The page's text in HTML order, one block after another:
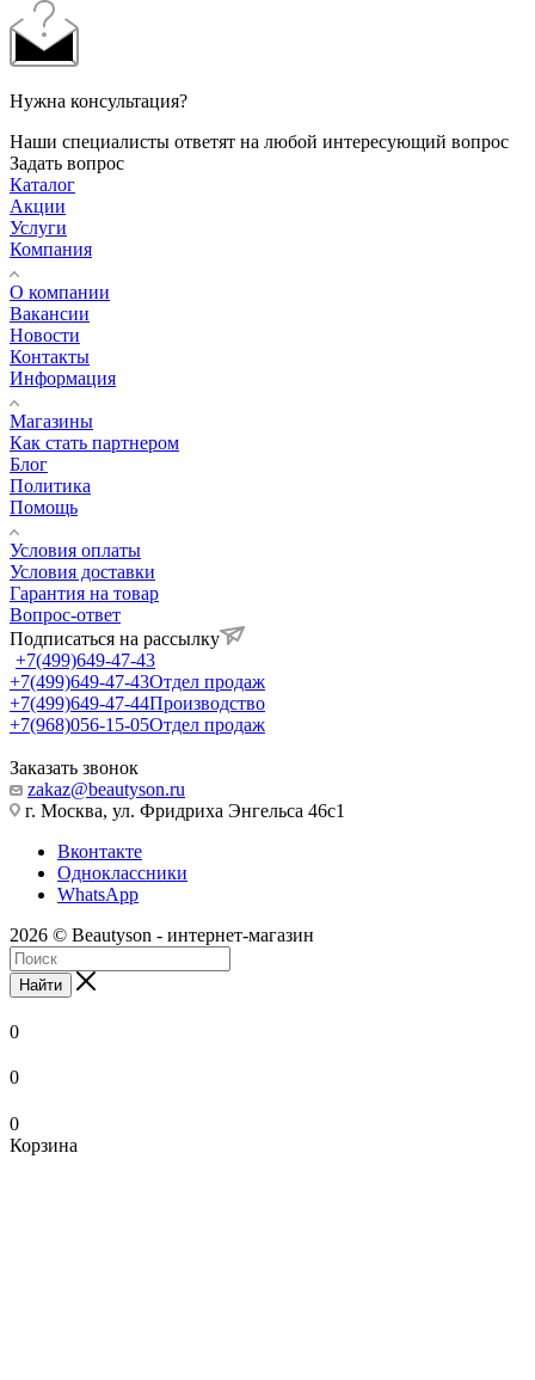
Нужна консультация?
Наши специалисты ответят на любой интересующий вопрос
Задать вопрос
Каталог
Акции
Услуги
Компания
О компании
Вакансии
Новости
Контакты
Информация
Магазины
Как стать партнером
Блог
Политика
Помощь
Условия оплаты
Условия доставки
Гарантия на товар
Вопрос-ответ
Подписаться на рассылку
+7(499)649-47-43
+7(499)649-47-43Отдел продаж
+7(499)649-47-44Производство
+7(968)056-15-05Отдел продаж
Заказать звонок
zakaz@beautyson.ru
г. Москва, ул. Фридриха Энгельса 46с1
Вконтакте
Одноклассники
WhatsApp
2026 © Beautyson - интернет-магазин
Найти
0
0
0
Корзина